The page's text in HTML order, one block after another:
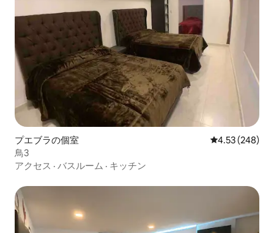
プエブラの個室 レビュー248
4.53 (248)
鳥3
アクセス · バスルーム · キッチン